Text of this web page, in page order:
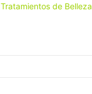
Tratamientos de Belleza